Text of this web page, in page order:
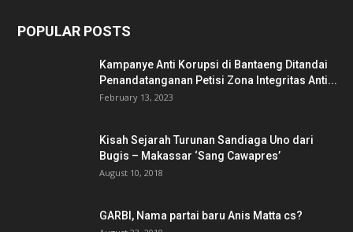
POPULAR POSTS
Kampanye Anti Korupsi di Bantaeng Ditandai
Penandatanganan Petisi Zona Integritas Anti...
February 13, 2023
Kisah Sejarah Turunan Sandiaga Uno dari
Bugis – Makassar ‘Sang Cawapres’
August 10, 2018
GARBI, Nama partai baru Anis Matta cs?